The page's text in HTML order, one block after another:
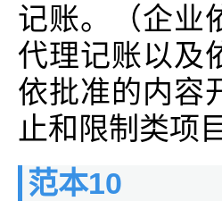
记账。（企业
代理记账以及
依批准的内容
止和限制类项
范本10